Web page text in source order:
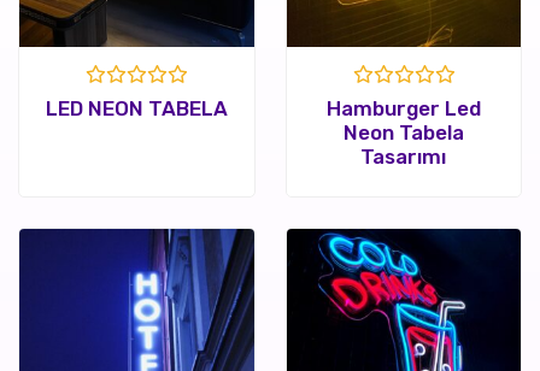
Rated
0
LED NEON TABELA
Rated
0
out
of
Hamburger Led
Neon Tabela
Tasarımı